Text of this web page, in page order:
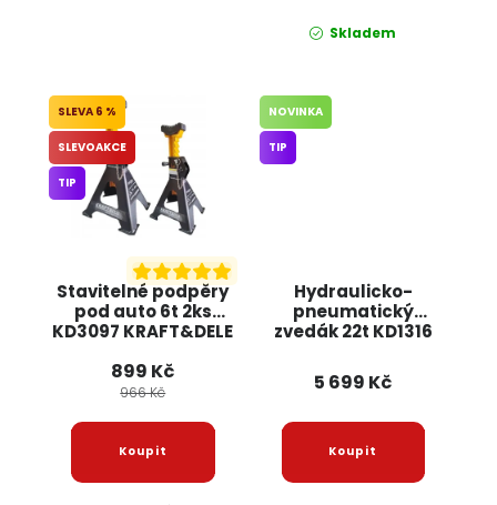
Skladem
Stavitelné podpěry
pod auto 6t 2ks
KD3097 KRAFT&DELE
6 %
SLEVOAKCE
TIP
899 Kč
966 Kč
Hydraulicko-
pneumatický
zvedák 22t KD1316
NOVINKA
TIP
5 699 Kč